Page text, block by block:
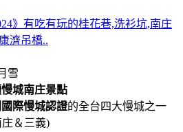
》有吃有玩的桂花巷,洗衫坑,南庄
濟吊橋..
城南庄景點
際慢城認證的全台四大慢城之一
庄＆三義)